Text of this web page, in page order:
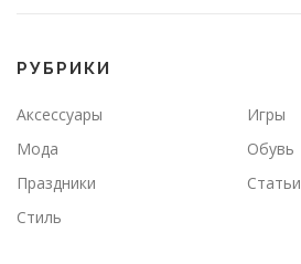
РУБРИКИ
Аксессуары
Игры
Мода
Обувь
Праздники
Статьи
Стиль